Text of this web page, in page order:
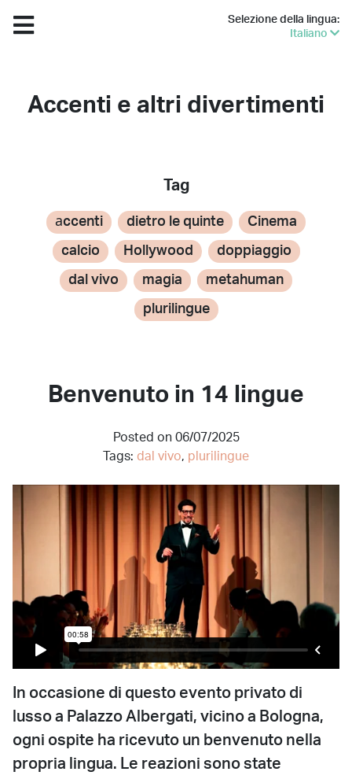
Selezione della lingua:
Italiano
Accenti e altri divertimenti
Tag
аccenti dietro le quinte Cinema
calcio Hollywood doppiaggio
dal vivo magia metahuman
plurilingue
Benvenuto in 14 lingue
Posted on 06/07/2025
Tags: dal vivo, plurilingue
In occasione di questo evento privato di
lusso a Palazzo Albergati, vicino a Bologna,
ogni ospite ha ricevuto un benvenuto nella
propria lingua. Le reazioni sono state